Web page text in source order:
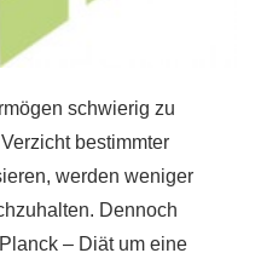
schwierig zu
bestimmter
werden weniger
Dennoch
– Diät um eine